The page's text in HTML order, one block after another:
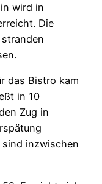
wird in
Die
das Bistro kam
in 10
Zug in
inzwischen